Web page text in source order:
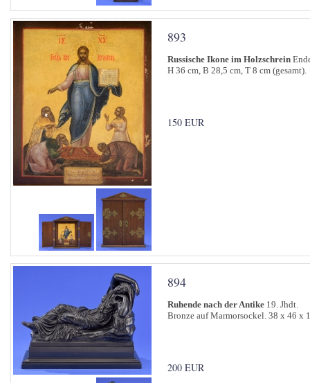
893
Russische Ikone im Holzschrein
H 36 cm, B 28,5 cm, T 8 cm (gesamt).
150 EUR
894
Ruhende nach der Antike 19. Jhdt.
Bronze auf Marmorsockel. 38 x 46 x
200 EUR